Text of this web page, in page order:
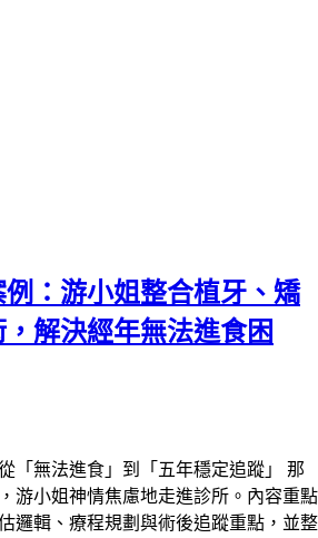
：游小姐整合植牙、矯
解決經年無法進食困
「無法進食」到「五年穩定追蹤」 那
游小姐神情焦慮地走進診所。內容重點
邏輯、療程規劃與術後追蹤重點，並整